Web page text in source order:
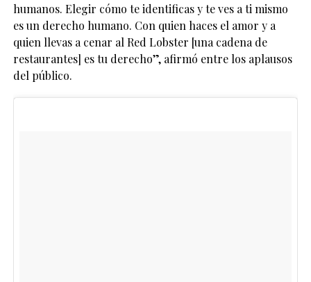
humanos. Elegir cómo te identificas y te ves a ti mismo
es un derecho humano. Con quien haces el amor y a
quien llevas a cenar al Red Lobster [una cadena de
restaurantes] es tu derecho”, afirmó entre los aplausos
del público.